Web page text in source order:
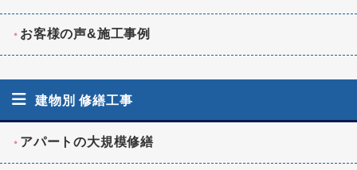
お客様の声&施工事例
建物別 修繕工事
アパートの大規模修繕